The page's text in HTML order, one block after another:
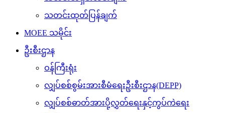
သတင်းထုတ်ပြန်ချက်
MOEE သမိုင်း
ဦးစီးဌာန
ဝန်ကြီးရုံး
လျှပ်စစ်စွမ်းအားစီမံရေးဦးစီးဌာန(DEPP)
လျှပ်စစ်ဓာတ်အားပို့လွှတ်ရေးနှင့်ကွပ်ကဲရေး